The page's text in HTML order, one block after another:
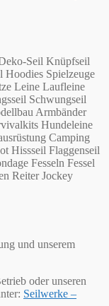
Seil Knüpfseil
Hoodies Spielzeuge
Leine Laufleine
Schwungseil
Armbänder
Hundeleine
Camping
Hissseil Flaggenseil
Fesseln Fessel
Reiter Jockey
und unserem
oder unseren
Seilwerke –